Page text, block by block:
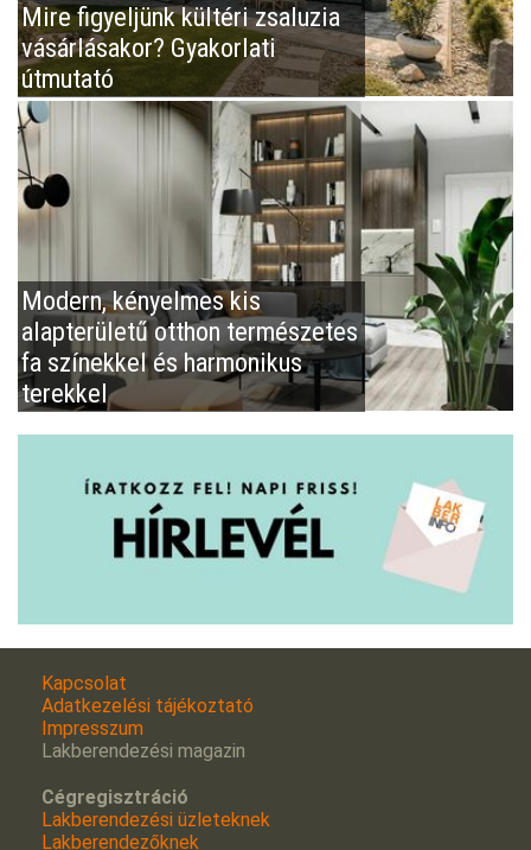
Mire figyeljünk kültéri zsaluzia
vásárlásakor? Gyakorlati
útmutató
Modern, kényelmes kis
alapterületű otthon természetes
fa színekkel és harmonikus
terekkel
Kapcsolat
Adatkezelési tájékoztató
Impresszum
Lakberendezési magazin
Cégregisztráció
Lakberendezési üzleteknek
Lakberendezőknek